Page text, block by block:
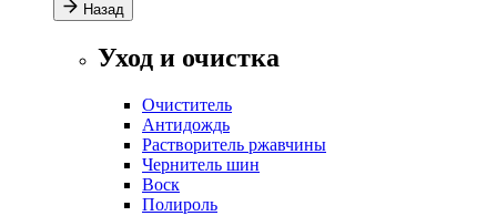
Назад
Уход и очистка
Очиститель
Антидождь
Растворитель ржавчины
Чернитель шин
Воск
Полироль